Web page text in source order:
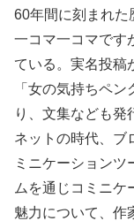
60年間に刻まれた
一コマ一コマです
ている。実名投稿
「女の気持ちペ
り、文集なども発
ネットの時代、ブ
ミニケーションツ
ムを通じコミニケ
魅力について、作